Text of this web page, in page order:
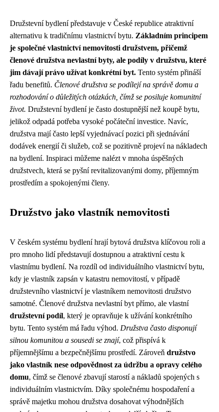
Družstevní bydlení představuje v České republice atraktivní
alternativu k tradičnímu vlastnictví bytu. Základním principem
je společné vlastnictví nemovitosti družstvem, přičemž
členové družstva nevlastní byty, ale podíly v družstvu, které
jim dávají právo užívat konkrétní byt. Tento systém přináší
řadu benefitů. Členové družstva se podílejí na správě domu a
rozhodování o důležitých otázkách, čímž se posiluje komunitní
život. Družstevní bydlení je často dostupnější než koupě bytu,
jelikož odpadá potřeba vysoké počáteční investice. Navíc,
družstva mají často lepší vyjednávací pozici při sjednávání
dodávek energií či služeb, což se pozitivně projeví na nákladech
na bydlení. Inspiraci můžeme nalézt v mnoha úspěšných
družstvech, která se pyšní revitalizovanými domy, příjemným
prostředím a spokojenými členy.
Družstvo jako vlastník nemovitosti
V českém systému bydlení hrají bytová družstva klíčovou roli a
pro mnoho lidí představují dostupnou a atraktivní cestu k
vlastnímu bydlení. Na rozdíl od individuálního vlastnictví bytu,
kdy je vlastník zapsán v katastru nemovitostí, v případě
družstevního vlastnictví je vlastníkem nemovitosti družstvo
samotné. Členové družstva nevlastní byt přímo, ale vlastní
družstevní podíl, který je opravňuje k užívání konkrétního
bytu. Tento systém má řadu výhod. Družstva často disponují
silnou komunitou a sousedi se znají, což přispívá k
příjemnějšímu a bezpečnějšímu prostředí. Zároveň družstvo
jako vlastník nese odpovědnost za údržbu a opravy celého
domu, čímž se členové zbavují starostí a nákladů spojených s
individuálním vlastnictvím. Díky společnému hospodaření a
správě majetku mohou družstva dosahovat výhodnějších